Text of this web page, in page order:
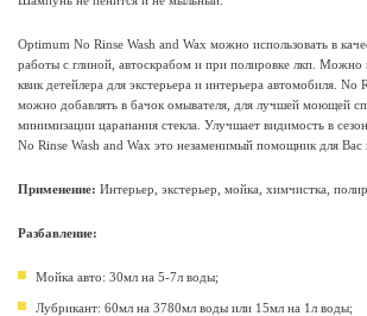
Optimum No Rinse Wash and Wax можно использовать в
работы с глиной, автоскрабом и при полировке лкп. Можно
квик детейлера для экстерьера и интерьера автомобиля. No
можно добавлять в бачок омывателя, для лучшей моющей
минимизации царапания стекла. Улучшает видимость в
No Rinse Wash and Wax это незаменимый помощник для Вас
Применение: Интерьер, экстерьер, мойка, химчистка,
Разбавление:
Мойка авто: 30мл на 5-7л воды;
Лубрикант: 60мл на 3780мл воды или 15мл на 1л воды;